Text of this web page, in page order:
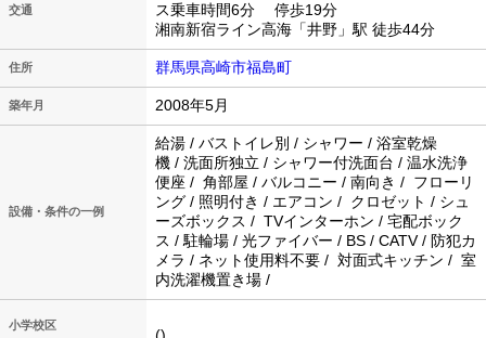
交通
ス乗車時間6分 停歩19分
湘南新宿ライン高海「井野」駅 徒歩44分
住所 群馬県高崎市福島町
築年月 2008年5月
設備・条件の一例
給湯 / バストイレ別 / シャワー / 浴室乾燥
機 / 洗面所独立 / シャワー付洗面台 / 温水洗浄
便座 / 角部屋 / バルコニー / 南向き / フローリ
ング / 照明付き / エアコン / クロゼット / シュ
ーズボックス / TVインターホン / 宅配ボック
ス / 駐輪場 / 光ファイバー / BS / CATV / 防犯カ
メラ / ネット使用料不要 / 対面式キッチン / 室
内洗濯機置き場 /
小学校区